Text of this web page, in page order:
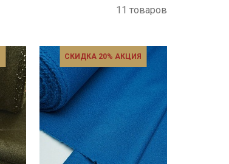
11 товаров
СКИДКА 20% АКЦИЯ